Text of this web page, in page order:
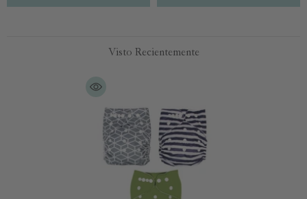
Visto Recientemente